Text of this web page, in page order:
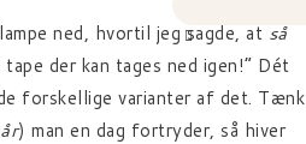
ned, hvortil jeg sagde, at så
der kan tages ned igen!” Dét
forskellige varianter af det. Tænk
) man en dag fortryder, så hiver